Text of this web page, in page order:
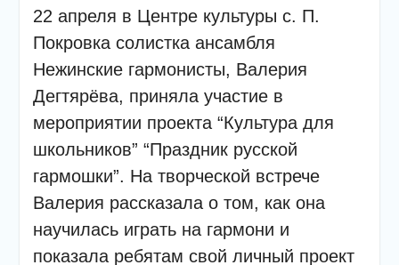
подсолнечного масла и
муки.
Дом культуры
приглашает!
Наша землячка стала
финалисткой
Всероссийского
года – 2025»
22 апреля в Центре культуры с. П.
Покровка солистка ансамбля
Нежинские гармонисты, Валерия
Дегтярёва, приняла участие в
мероприятии проекта “Культура для
школьников” “Праздник русской
гармошки”. На творческой встрече
Валерия рассказала о том, как она
научилась играть на гармони и
показала ребятам свой личный проект